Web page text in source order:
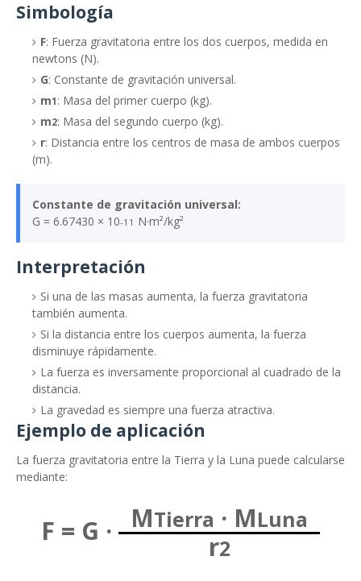
Simbología
F: Fuerza gravitatoria entre los dos cuerpos, medida en
newtons (N).
G: Constante de gravitación universal.
m1 : Masa del primer cuerpo (kg).
m2: Masa del segundo cuerpo (kg).
r: Distancia entre los centros de masa de ambos cuerpos
(m).
Constante de gravitación universal:
G = 6.67430 × 10-11 N·m²/kg²
Interpretación
Si una de las masas aumenta, la fuerza gravitatoria
también aumenta.
Si la distancia entre los cuerpos aumenta, la fuerza
disminuye rápidamente.
La fuerza es inversamente proporcional al cuadrado de la
distancia.
La gravedad es siempre una fuerza atractiva.
Ejemplo de aplicación
La fuerza gravitatoria entre la Tierra y la Luna puede calcularse
mediante:
F = G · MTierra · MLuna
r2